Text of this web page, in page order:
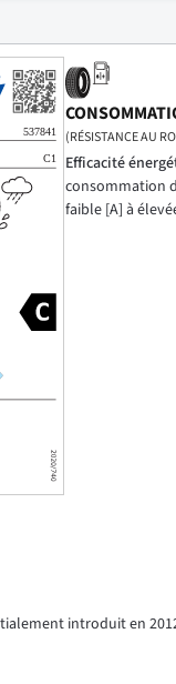
(RÉSISTANCE AU
Efficacité
consommation
faible [A] à
introduit en